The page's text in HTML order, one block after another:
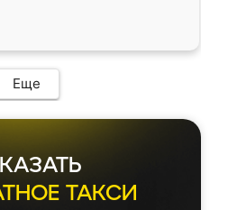
нет.
Еще
ТАКСИ